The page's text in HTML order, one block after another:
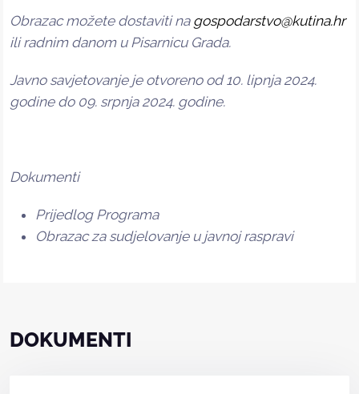
Obrazac možete dostaviti na gospodarstvo@kutina.hr
ili radnim danom u Pisarnicu Grada.
Javno savjetovanje je otvoreno od 10. lipnja 2024.
godine do 09. srpnja 2024. godine.
Dokumenti
Prijedlog Programa
Obrazac za sudjelovanje u javnoj raspravi
DOKUMENTI